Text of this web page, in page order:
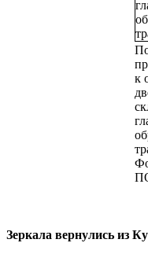
к
Зеркала вернулись из